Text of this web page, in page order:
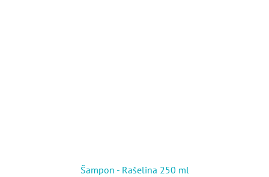
Šampon - Rašelina 250 ml